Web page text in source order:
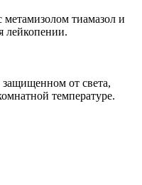
тиамазол и
лейкопении.
защищенном от света,
температуре.